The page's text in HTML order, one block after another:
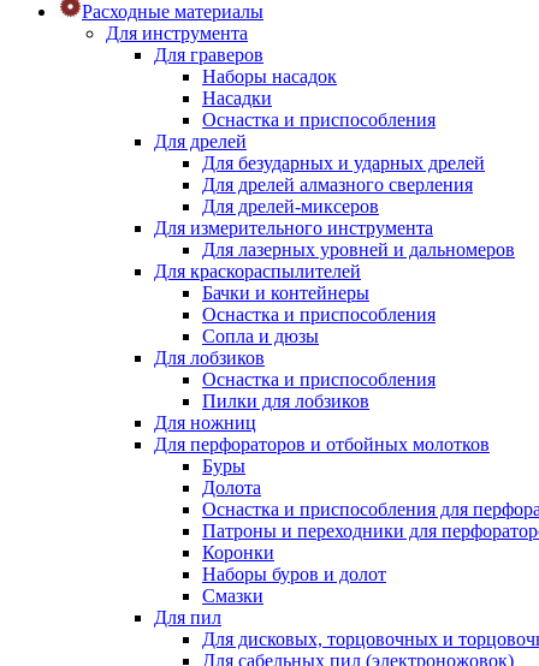
Расходные материалы
Для инструмента
Для граверов
Наборы насадок
Насадки
Оснастка и приспособления
Для дрелей
Для безударных и ударных дрелей
Для дрелей алмазного сверления
Для дрелей-миксеров
Для измерительного инструмента
Для лазерных уровней и дальномеров
Для краскораспылителей
Бачки и контейнеры
Оснастка и приспособления
Сопла и дюзы
Для лобзиков
Оснастка и приспособления
Пилки для лобзиков
Для ножниц
Для перфораторов и отбойных молотков
Буры
Долота
Оснастка и приспособления для
Патроны и переходники для
Коронки
Наборы буров и долот
Смазки
Для пил
Для дисковых, торцовочных и
Для сабельных пил (электроножовок)